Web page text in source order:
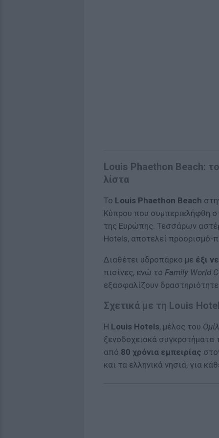
Louis Phaethon Beach:
λίστα
Το Louis Phaethon Beach
Κύπρου που συμπεριελήφθη
της Ευρώπης. Τεσσάρων
Hotels, αποτελεί προορισμό-
Διαθέτει υδροπάρκο με έξι
πισίνες, ενώ το Family World
εξασφαλίζουν
Σχετικά με τη Louis
Η Louis Hotels, μέλος του
ξενοδοχειακά συγκροτήματα
από 80 χρόνια εμπειρίας
και τα ελληνικά νησιά, για